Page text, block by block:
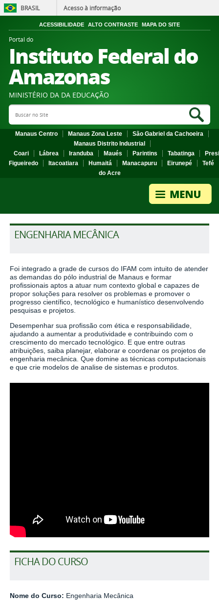
BRASIL Acesso à informação
ACESSIBILIDADE ALTO CONTRASTE MAPA DO SITE
Portal do
Instituto Federal do
Amazonas
MINISTÉRIO DA DA EDUCAÇÃO
Search Site
Manaus Centro Manaus Zona Leste
São Gabriel da Cachoeira
Manaus Distrito Industrial
Coari
Lábrea Iranduba Maués Parintins Tabatinga
Figueiredo
Itacoatiara Humaitá Manacapuru Eirunepé
Tefé
do Acre
ENGENHARIA MECÂNICA
Foi integrado a grade de cursos do IFAM com intuito de atender
as demandas do pólo industrial de Manaus e formar
profissionais aptos a atuar num contexto global e capazes de
propor soluções para resolver os problemas e promover o
progresso científico, tecnológico e humanístico desenvolvendo
pesquisas e projetos.
Desempenhar sua profissão com ética e responsabilidade,
ajudando a aumentar a produtividade e contribuindo com o
crescimento do mercado tecnológico. E que entre outras
atribuições, saiba planejar, elaborar e coordenar os projetos de
engenharia mecânica. Que domine as técnicas computacionais
e que crie modelos de analise de sistemas e produtos.
FICHA DO CURSO
Nome do Curso: Engenharia Mecânica